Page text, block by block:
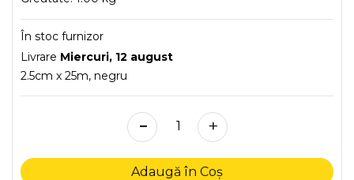
În stoc furnizor
Livrare Miercuri, 12 august
2.5cm x 25m, negru
- +
Adaugă în Coș